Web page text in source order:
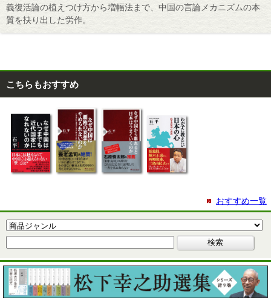
義復活論の植えつけ方から増幅法まで、中国の言論メカニズムの本
質を抉り出した労作。
こちらもおすすめ
おすすめ一覧